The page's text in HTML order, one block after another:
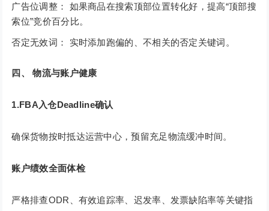
广告位调整： 如果商品在搜索顶部位置转化好，提高“顶部搜
索位”竞价百分比。
否定无效词： 实时添加跑偏的、不相关的否定关键词。
四、 物流与账户健康
1.FBA入仓Deadline确认
确保货物按时抵达运营中心，预留充足物流缓冲时间。
账户绩效全面体检
严格排查ODR、有效追踪率、迟发率、发票缺陷率等关键指